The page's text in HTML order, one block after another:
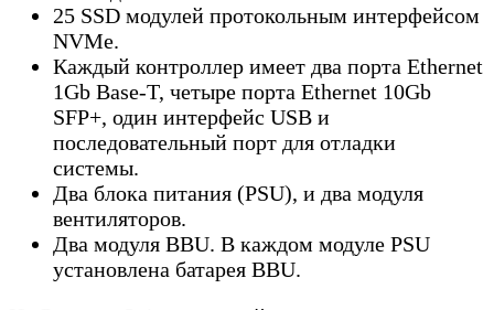
25 SSD модулей протокольным интерфейсом
NVMe.
Каждый контроллер имеет два порта Ethernet
1Gb Base-T, четыре порта Ethernet 10Gb
SFP+, один интерфейс USB и
последовательный порт для отладки
системы.
Два блока питания (PSU), и два модуля
вентиляторов.
Два модуля BBU. В каждом модуле PSU
установлена батарея BBU.